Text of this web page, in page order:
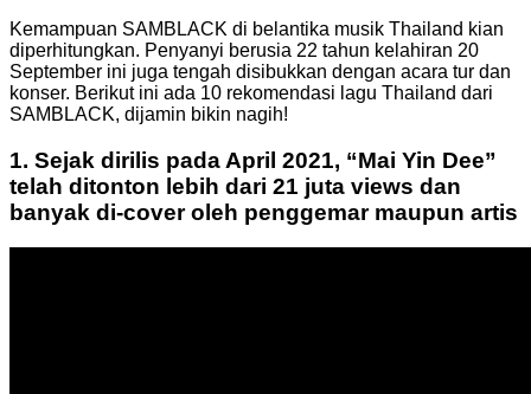
Kemampuan SAMBLACK di belantika musik Thailand kian
diperhitungkan. Penyanyi berusia 22 tahun kelahiran 20
September ini juga tengah disibukkan dengan acara tur dan
konser. Berikut ini ada 10 rekomendasi lagu Thailand dari
SAMBLACK, dijamin bikin nagih!
1. Sejak dirilis pada April 2021, “Mai Yin Dee”
telah ditonton lebih dari 21 juta views dan
banyak di-cover oleh penggemar maupun artis